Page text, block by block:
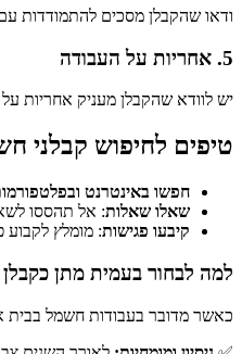
ודאו שהקבלן מסכים להתמודדות
5. אחריות על העבודה
יש לוודא שהקבלן מעניק אחריות
טיפים לחיפוש קבלני
חפשו באינטרנט
שאלו שאלות: אל תהססו
קיבעו פגישות: מומלץ לקבוע
למה לבחור בעמית מתן
כאשר מדובר בעבודות חשמל בבית